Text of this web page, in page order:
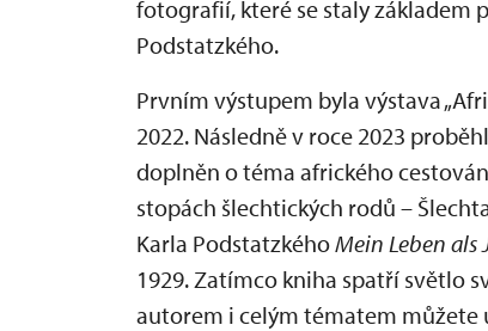
fotografií, které se staly základem
Podstatzkého.
Prvním výstupem byla výstava
2022. Následně v roce 2023
doplněn o téma afrického
stopách šlechtických rodů –
Karla PodstatzkéhoMein Leben als
1929. Zatímco kniha spatří světlo
autorem i celým tématem můžete